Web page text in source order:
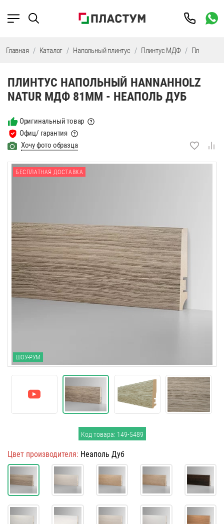
Главная Каталог Напольный плинтус Плинтус МДФ Плинтус
ПЛИНТУС НАПОЛЬНЫЙ HANNAHHOLZ
NATUR МДФ 81ММ - НЕАПОЛЬ ДУБ
Оригинальный товар
Офиц/ гарантия
Хочу фото образца
БЕСПЛАТНАЯ ДОСТАВКА
ШОУ-РУМ
Код товара: 149-5489
Цвет производителя: Неаполь Дуб